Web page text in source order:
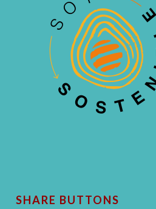
SHARE BUTTONS